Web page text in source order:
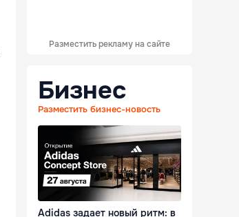
Разместить рекламу на сайте
Бизнес
Разместить бизнес-новость
Adidas задает новый ритм: в